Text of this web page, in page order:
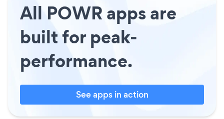
All POWR apps are
built for peak-
performance.
See apps in action